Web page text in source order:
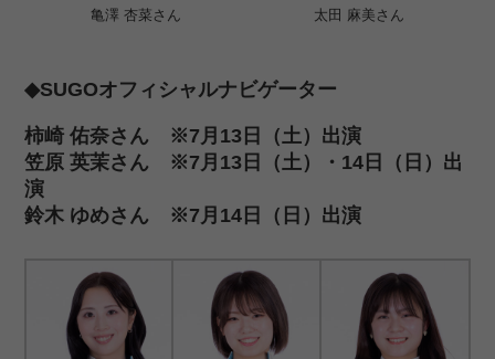
亀澤 杏菜さん 太田 麻美さん
◆SUGOオフィシャルナビゲーター
柿崎 佑奈さん ※7月13日（土）出演
笠原 英茉さん ※7月13日（土）・14日（日）出
演
鈴木 ゆめさん ※7月14日（日）出演